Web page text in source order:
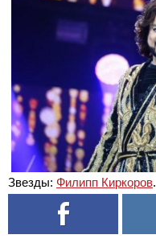
Звезды: Филипп Киркоров.